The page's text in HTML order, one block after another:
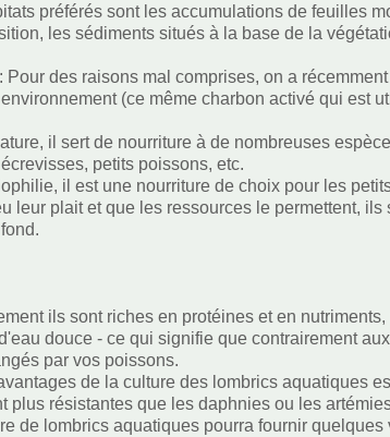
préférés sont les accumulations de feuilles
les sédiments situés à la base de la
Pour des raisons mal comprises, on a
(ce même charbon activé qui est
il sert de nourriture à de nombreuses
petits poissons, etc.
il est une nourriture de choix pour les
leur plait et que les ressources le permettent,
ils sont riches en protéines et en
douce - ce qui signifie que contrairement
par vos poissons.
de la culture des lombrics aquatiques
plus résistantes que les daphnies ou les
de lombrics aquatiques pourra fournir